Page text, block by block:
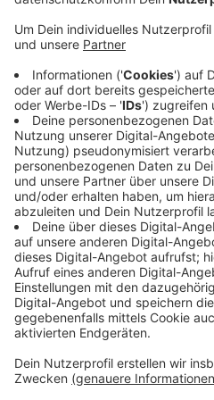
Montag,
Gleiches gelte auch für den
zwischen Krefeld und
Projekte werde es zur
kommen, heißt es. Die
an den Mönchengladbacher
Heinrichs weitergereicht.
Eisenbahnstrecke von
Düsseldorf eingestellt, weil
wirtschaftlich war.
Anzeige